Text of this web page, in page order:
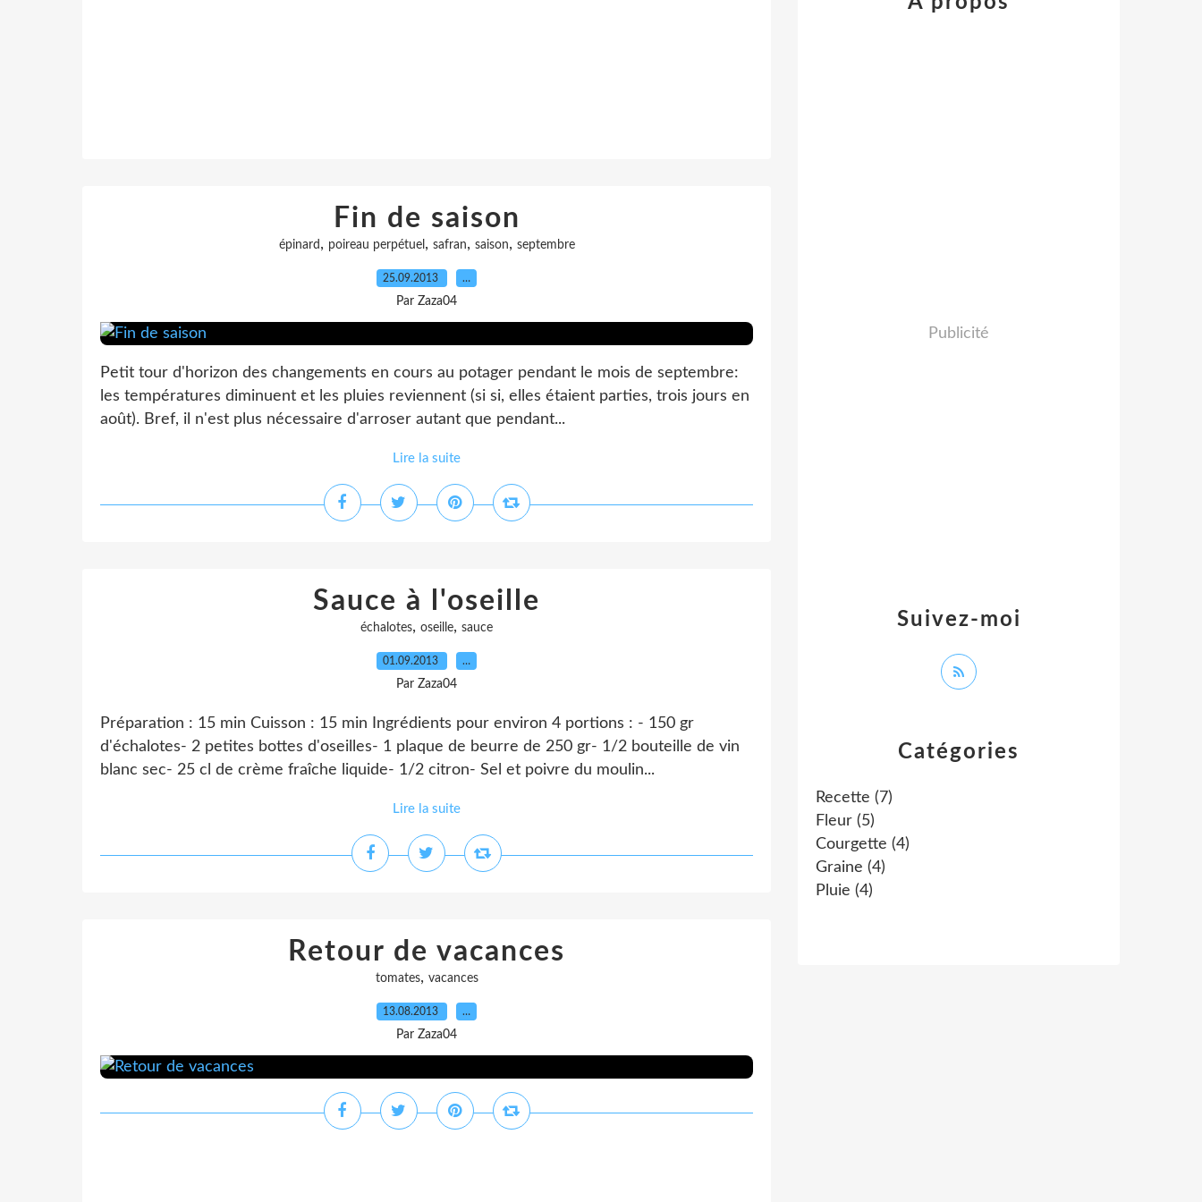
Fin de saison
épinard , poireau perpétuel, safran, saison, septembre
25.09.2013 …
Par Zaza04
Petit tour d'horizon des changements en cours au potager pendant le mois de septembre:
les températures diminuent et les pluies reviennent (si si, elles étaient parties, trois jours en
août). Bref, il n'est plus nécessaire d'arroser autant que pendant...
Lire la suite
Sauce à l'oseille
échalotes, oseille, sauce
01.09.2013 …
Par Zaza04
Préparation : 15 min Cuisson : 15 min Ingrédients pour environ 4 portions : - 150 gr
d'échalotes- 2 petites bottes d'oseilles- 1 plaque de beurre de 250 gr- 1/2 bouteille de vin
blanc sec- 25 cl de crème fraîche liquide- 1/2 citron- Sel et poivre du moulin...
Lire la suite
Retour de vacances
tomates, vacances
13.08.2013 …
Par Zaza04
Catégories
Recette (7)
Fleur (5)
Courgette (4)
Graine (4)
Pluie (4)
Suivez-moi
Publicité